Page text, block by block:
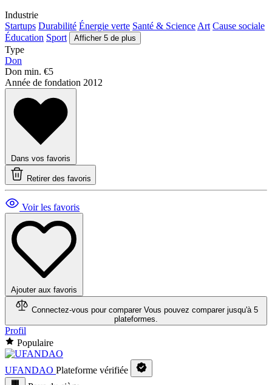
Industrie
Startups Durabilité Énergie verte Santé & Science Art Cause sociale
Éducation Sport Afficher 5 de plus
Type
Don
Don min. €5
Année de fondation 2012
Dans vos favoris
Retirer des favoris
Voir les favoris
Ajouter aux favoris
Connectez-vous pour comparer Vous pouvez comparer jusqu'à 5
plateformes.
Profil
Populaire
UFANDAO Plateforme vérifiée